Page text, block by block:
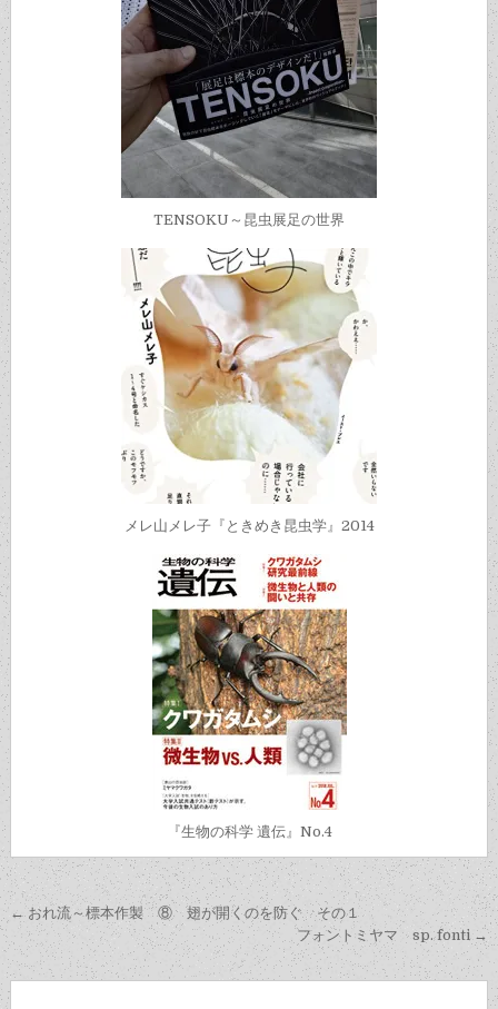
TENSOKU～昆虫展足の世界
メレ山メレ子『ときめき昆虫学』2014
『生物の科学 遺伝』No.4
投
稿
ナ
← おれ流～標本作製 ⑧ 翅が開くのを防ぐ その１
フォントミヤマ sp. fonti →